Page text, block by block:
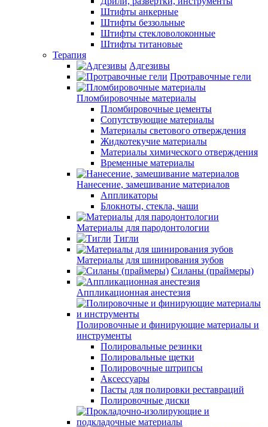
Штифты анкерные
Штифты беззольные
Штифты стекловолоконные
Штифты титановые
Терапия
Адгезивы
Протравочные гели
Пломбировочные материалы
Пломбировочные цементы
Сопутствующие материалы
Материалы светового отверждения
Жидкотекучие материалы
Материалы химического отверждения
Временные материалы
Нанесение, замешивание материалов
Аппликаторы
Блокноты, стекла, чаши
Материалы для пародонтологии
Тигли
Материалы для шинирования зубов
Силаны (праймеры)
Аппликационная анестезия
Полировочные и финирующие материалы и
инструменты
Полировальные резинки
Полировальные щетки
Полировочные штрипсы
Аксессуары
Пасты для полировки реставраций
Полировочные диски